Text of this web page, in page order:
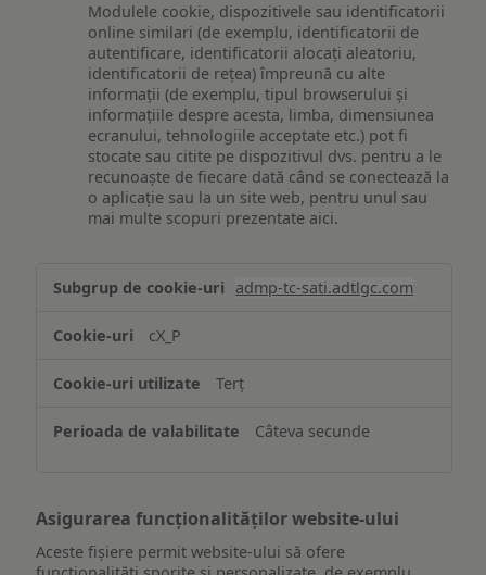
Modulele cookie, dispozitivele sau identificatorii
online similari (de exemplu, identificatorii de
autentificare, identificatorii alocați aleatoriu,
identificatorii de rețea) împreună cu alte
informații (de exemplu, tipul browserului și
informațiile despre acesta, limba, dimensiunea
ecranului, tehnologiile acceptate etc.) pot fi
stocate sau citite pe dispozitivul dvs. pentru a le
recunoaște de fiecare dată când se conectează la
o aplicație sau la un site web, pentru unul sau
mai multe scopuri prezentate aici.
și/sau
informațiilor
pe
dispozitiv
admp-tc-sati.adtlgc.com
cX_P
Terț
Câteva secunde
Asigurarea funcționalităților website-ului
Aceste fișiere permit website-ului să ofere